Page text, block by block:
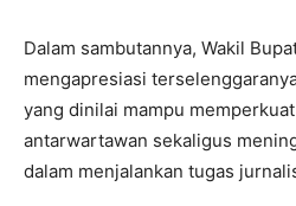
Dalam sambutannya, Wakil
mengapresiasi
yang dinilai mampu
antarwartawan sekaligus
dalam menjalankan tugas